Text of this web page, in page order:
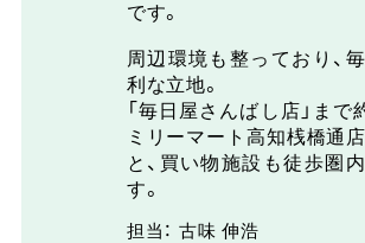
です。
周辺環境も整っており、
利な立地。
「毎日屋さんばし店」まで
ミリーマート高知桟橋通
と、買い物施設も徒歩圏
す。
担当： 古味 伸浩